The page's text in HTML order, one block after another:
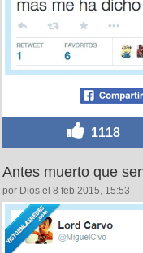
1118
Antes muerto que
por Dios el 8 feb 2015, 15:53